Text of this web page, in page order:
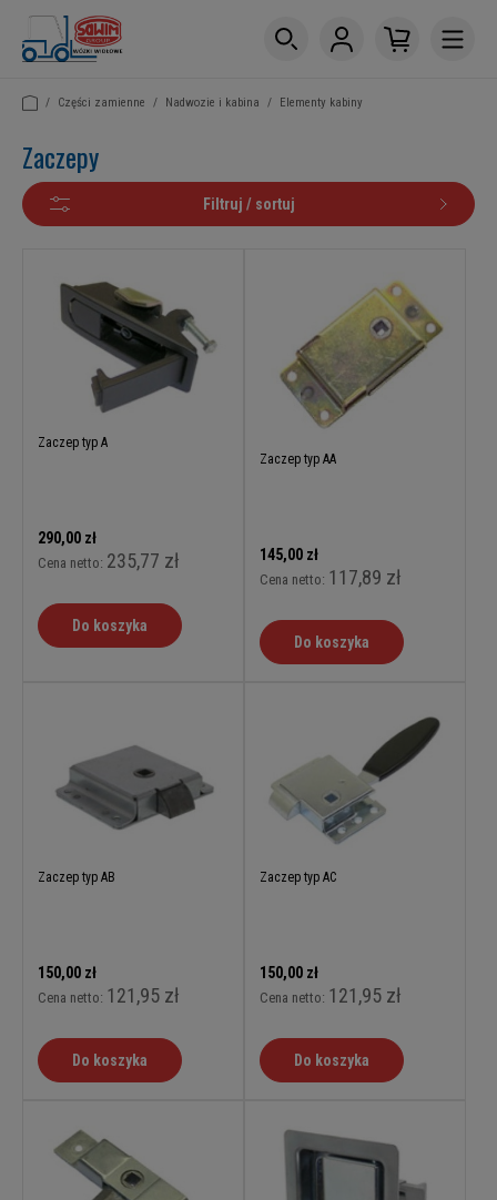
/ Części zamienne / Nadwozie i kabina / Elementy kabiny
Zaczepy
Filtruj / sortuj
Zaczep typ A
290,00 zł
Cena netto: 235,77 zł
Do koszyka
Zaczep typ AA
145,00 zł
Cena netto: 117,89 zł
Do koszyka
Zaczep typ AB
150,00 zł
Cena netto: 121,95 zł
Do koszyka
Zaczep typ AC
150,00 zł
Cena netto: 121,95 zł
Do koszyka